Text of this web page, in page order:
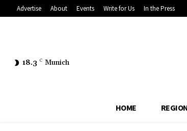
Advertise About Events Write for Us In the Press
18.3 C Munich
HOME